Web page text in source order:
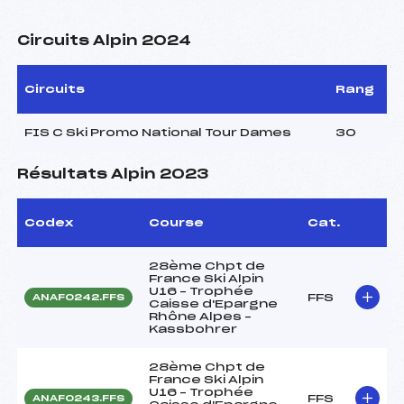
Circuits Alpin 2024
Circuits Rang
FIS C Ski Promo National Tour Dames 30
Résultats Alpin 2023
Codex Course Cat.
ANAF0242.FFS
28ème Chpt de
France Ski Alpin
U16 – Trophée
Caisse d'Epargne
Rhône Alpes –
Kassbohrer
FFS
ANAF0243.FFS
28ème Chpt de
France Ski Alpin
U16 – Trophée
FFS